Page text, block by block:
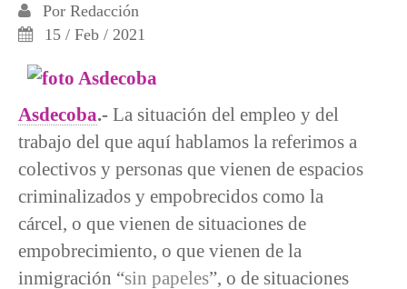
Por Redacción
15 / Feb / 2021
Asdecoba.- La situación del empleo y del
trabajo del que aquí hablamos la referimos a
colectivos y personas que vienen de espacios
criminalizados y empobrecidos como la
cárcel, o que vienen de situaciones de
empobrecimiento, o que vienen de la
inmigración “sin papeles”, o de situaciones